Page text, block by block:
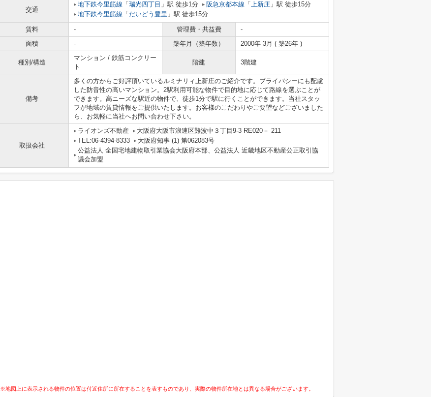
交通
地下鉄今里筋線 「 瑞光四丁目 」駅 徒歩1分 阪急京都本線 「 上新庄 」駅 徒歩15分
地下鉄今里筋線 「 だいどう豊里 」駅 徒歩15分
賃料 - 管理費・共益費
-
面積
- 築年月（築年数） 2000年 3月 ( 築26年 )
種別/構造
マンション / 鉄筋コンクリー
ト
階建 3階建
備考
多くの方からご好評頂いているルミナリィ上新庄のご紹介です。プライバシーにも配慮
した防音性の高いマンション。2駅利用可能な物件で目的地に応じて路線を選ぶことが
できます。高ニーズな駅近の物件で、徒歩1分で駅に行くことができます。当社スタッ
フが地域の賃貸情報をご提供いたします。お客様のこだわりやご要望などございました
ら、お気軽に当社へお問い合わせ下さい。
取扱会社
ライオンズ不動産
大阪府大阪市浪速区難波中３丁目9-3 RE020－ 211
TEL:06-4394-8333
大阪府知事 (1) 第062083号
公益法人 全国宅地建物取引業協会大阪府本部、公益法人 近畿地区不動産公正取引協
議会加盟
※地図上に表示される物件の位置は付近住所に所在することを表すものであり、実際の物件所在地とは異なる場合がございます。